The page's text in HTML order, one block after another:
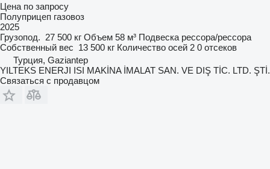
Цена по запросу
Полуприцеп газовоз
2025
Грузопод. 27 500 кг Объем 58 м³ Подвеска рессора/рессора
Собственный вес 13 500 кг Количество осей 2 0 отсеков
Турция, Gaziantep
YILTEKS ENERJI ISI MAKİNA İMALAT SAN. VE DIŞ TİC. LTD. ŞTİ.
Связаться с продавцом